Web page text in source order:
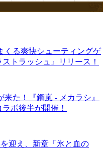
くる爽快シューティングゲ
トラッシュ』リリース！
た！『鋼嵐 - メカラシ』
ボ後半が開催！
迎え、新章「氷と血の